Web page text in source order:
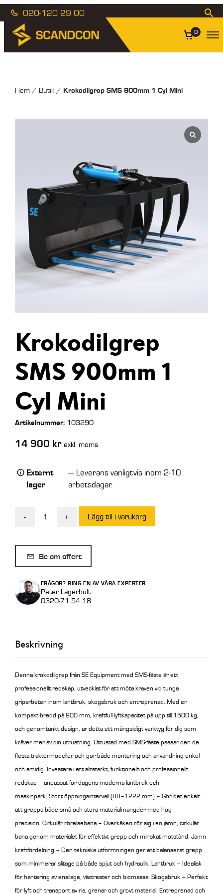
020-120 29 00
0
Hem/ Butik/ Krokodilgrep SMS 900mm 1 Cyl Mini
Krokodilgrep
SMS 900mm 1
Cyl Mini
Artikelnummer:103290
14 900 kr exkl. moms
Externt
lager
— Leverans vanligtvis inom 2-10
arbetsdagar.
-
Krokodilgrep
900mm
1
Mini
mängd
+ Lägg till i varukorg
Be om offert
FRÅGOR? RING EN AV VÅRA EXPERTER
Peter Lagerhult
0320-71 54 18
Beskrivning
Denna krokodilgrep från SE Equipment med SMS-fäste är ett
professionellt redskap, utvecklat för att möta kraven vid tunga
griparbeten inom lantbruk, skogsbruk och entreprenad. Med en
kompakt bredd på 900 mm, kraftfull lyftkapacitet på upp till 1500 kg,
och genomtänkt design, är detta ett mångsidigt verktyg för dig som
kräver mer av din utrustning. Utrustad med SMS-fäste passar den de
flesta traktormodeller och gör både montering och användning enkel
och smidig. Investera i ett slitstarkt, funktionellt och professionellt
redskap – anpassat för dagens moderna lantbruk och
maskinpark. Stort öppningsintervall (88–1222 mm) – Gör det enkelt
att greppa både små och stora materialmängder med hög
precision. Cirkulär rörelsebana – Överkäken rör sig i en jämn, cirkulär
bana genom materialet för effektivt grepp och minskat motstånd. Jämn
kraftfördelning – Den tekniska utformningen ger ett balanserat grepp
som minimerar slitage på både spjut och hydraulik. Lantbruk – Idealisk
för hantering av ensilage, växtrester och biomassa. Skogsbruk – Perfekt
för lyft och transport av ris, grenar och grovt material. Entreprenad och